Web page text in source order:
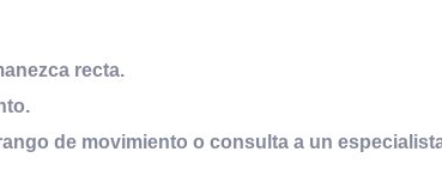
recta.
de movimiento o consulta a un